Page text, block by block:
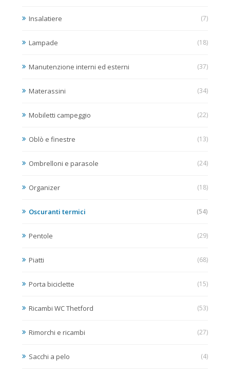
Insalatiere (7)
Lampade (18)
Manutenzione interni ed esterni (37)
Materassini (34)
Mobiletti campeggio (22)
Oblò e finestre (13)
Ombrelloni e parasole (24)
Organizer (18)
Oscuranti termici (54)
Pentole (29)
Piatti (68)
Porta biciclette (15)
Ricambi WC Thetford (53)
Rimorchi e ricambi (27)
Sacchi a pelo (4)